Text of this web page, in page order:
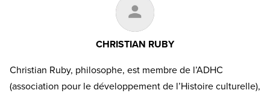
CHRISTIAN RUBY
Christian Ruby, philosophe, est membre de l’ADHC
(association pour le développement de l’Histoire culturelle),